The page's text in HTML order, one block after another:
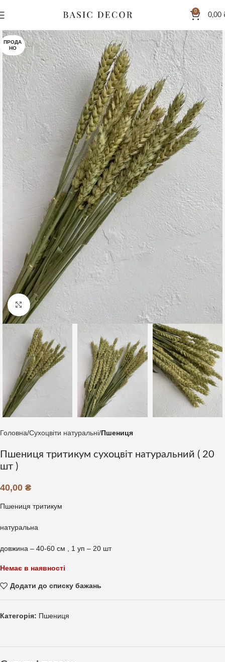
0
0,00
ПРОДА
НО
Клацніть, щоб збільшити
Головна Сухоцвіти натуральні Пшениця
Пшениця тритикум сухоцвіт натуральний ( 20
шт )
40,00 ₴
Пшениця тритикум
натуральна
довжина – 40-60 см , 1 уп – 20 шт
Немає в наявності
Додати до списку бажань
Категорія: Пшениця